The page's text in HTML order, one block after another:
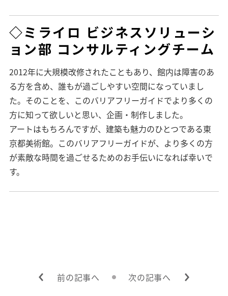
◇ミライロ ビジネスソリューシ
ョン部 コンサルティングチーム
2012年に大規模改修されたこともあり、館内は障害のあ
る方を含め、誰もが過ごしやすい空間になっていまし
た。そのことを、このバリアフリーガイドでより多くの
方に知って欲しいと思い、企画・制作しました。
アートはもちろんですが、建築も魅力のひとつである東
京都美術館。このバリアフリーガイドが、より多くの方
が素敵な時間を過ごせるためのお手伝いになれば幸いで
す。
前の記事へ 次の記事へ